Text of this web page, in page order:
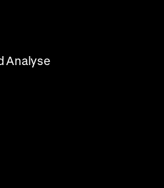
auf umgerechnet 20.000 Euro
acht Jahre in Anspruch
hypothetischen Rückzug der
dem deutschen Einmarsch in
entwirft
Pauline ein Szenario der
in moralische
Subversion von
Film 1966 in den USA, zwei
Kinostart, erschien,
durchzieht, […] eine
Regie, […] [sowie] ein
und zurückgenommenes
(mbh)
Analyse